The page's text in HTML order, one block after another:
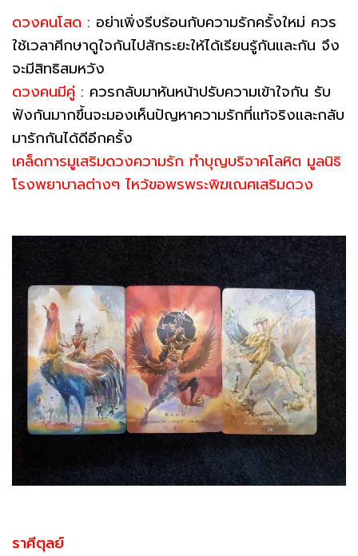
ดวงคนโสด : อย่าเพิ่งรีบร้อนกับความรักครั้งใหม่ ควร
ใช้เวลาศีกษาดูใจกันไปสักระยะให้ได้เรียนรู้กันและกัน จึง
จะมีสิทธิสมหวัง
ดวงคนมีคู่ : ควรกลับมาหันหน้าปรับความเข้าใจกัน รับ
ฟังกันมากขึ้นจะมองเห็นปัญหาความรักที่แท้จริงและกลับ
มารักกันได้ดีอีกครั้ง
เคล็ดการมูเสริมดวงความรัก ทำบุญบริจาคโลหิต มูลนิธิ
โรงพยาบาลต่างๆ ไหว้ขอพรพระพิฆเณศเสริมดวง
ราศีตุลย์